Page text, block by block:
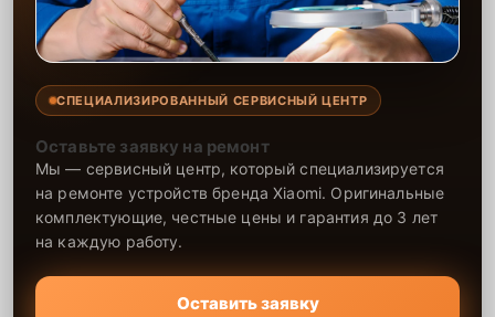
СПЕЦИАЛИЗИРОВАННЫЙ СЕРВИСНЫЙ ЦЕНТР
Оставьте заявку на ремонт
Мы — сервисный центр, который специализируется
на ремонте устройств бренда Xiaomi. Оригинальные
комплектующие, честные цены и гарантия до 3 лет
на каждую работу.
Оставить заявку